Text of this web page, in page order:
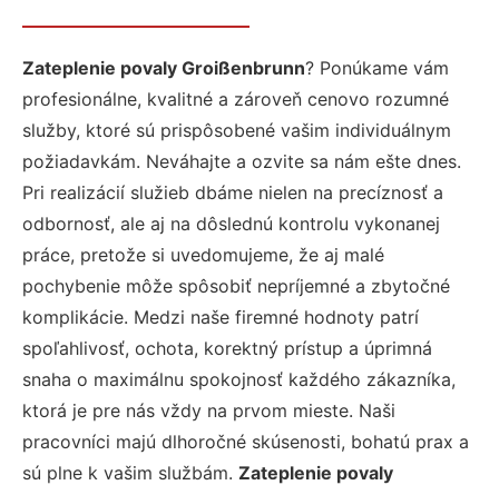
Zateplenie povaly Groißenbrunn? Ponúkame vám
profesionálne, kvalitné a zároveň cenovo rozumné
služby, ktoré sú prispôsobené vašim individuálnym
požiadavkám. Neváhajte a ozvite sa nám ešte dnes.
Pri realizácií služieb dbáme nielen na precíznosť a
odbornosť, ale aj na dôslednú kontrolu vykonanej
práce, pretože si uvedomujeme, že aj malé
pochybenie môže spôsobiť nepríjemné a zbytočné
komplikácie. Medzi naše firemné hodnoty patrí
spoľahlivosť, ochota, korektný prístup a úprimná
snaha o maximálnu spokojnosť každého zákazníka,
ktorá je pre nás vždy na prvom mieste. Naši
pracovníci majú dlhoročné skúsenosti, bohatú prax a
sú plne k vašim službám. Zateplenie povaly